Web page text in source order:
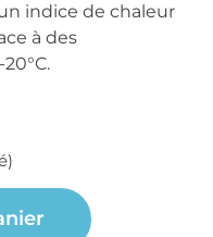
indice de chaleur
à des